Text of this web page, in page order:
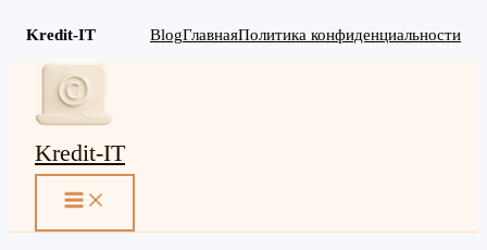
Kredit-IT BlogГлавнаяПолитика конфиденциальности
Перейти
содержимому
Kredit-IT
MAIN